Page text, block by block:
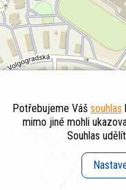
Potřebujeme Váš souhlas
mimo jiné mohli
Souhlas